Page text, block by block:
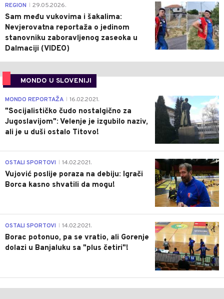
0
REGION 29.05.2026.
Sam među vukovima i šakalima:
Nevjerovatna reportaža o jedinom
stanovniku zaboravljenog zaseoka u
Dalmaciji (VIDEO)
MONDO U SLOVENIJI
4
MONDO REPORTAŽA 16.02.2021.
"Socijalističko čudo nostalgično za
Jugoslavijom": Velenje je izgubilo naziv,
ali je u duši ostalo Titovo!
1
OSTALI SPORTOVI 14.02.2021.
Vujović poslije poraza na debiju: Igrači
Borca kasno shvatili da mogu!
3
OSTALI SPORTOVI 14.02.2021.
Borac potonuo, pa se vratio, ali Gorenje
dolazi u Banjaluku sa "plus četiri"!